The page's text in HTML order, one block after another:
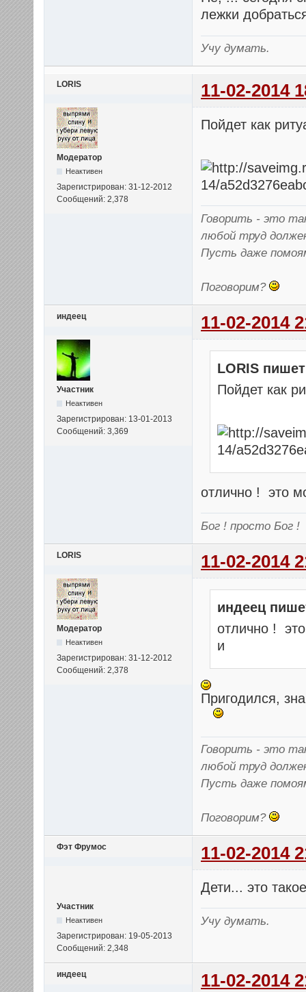
лежки
Учу думать.
LORIS 11-02-2014
Модератор
Неактивен
Зарегистрирован: 31-12-2012
Сообщений: 2,378
Пойдет как
Говорить - это
любой труд
Пусть даже
Поговорим?
индеец 11-02-2014
Участник
Неактивен
Зарегистрирован: 13-01-2013
Сообщений: 3,369
LORIS
Пойдет как
отлично ! это
Бог ! просто Бог !
LORIS 11-02-2014
Модератор
Неактивен
Зарегистрирован: 31-12-2012
Сообщений: 2,378
индеец
отлично !
и
Пригодился,
Говорить - это
любой труд
Пусть даже
Поговорим?
Фэт Фрумос 11-02-2014
Участник
Неактивен
Зарегистрирован: 19-05-2013
Сообщений: 2,348
Дети... это
Учу думать.
индеец 11-02-2014